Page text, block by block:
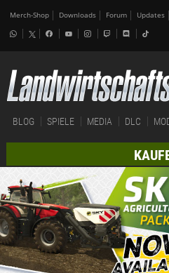
Merch-Shop Downloads Forum Updates
BLOG SPIELE MEDIA DLC